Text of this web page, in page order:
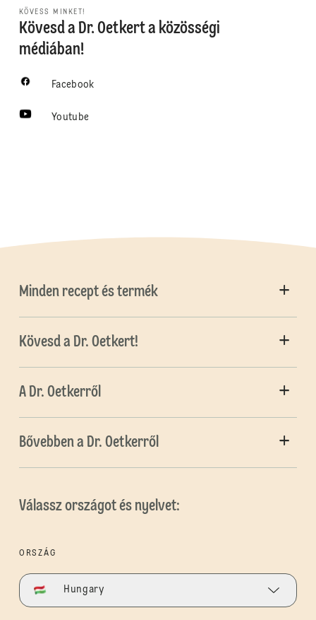
KÖVESS MINKET!
Kövesd a Dr. Oetkert a közösségi
médiában!
Facebook
Youtube
Minden recept és termék
Kövesd a Dr. Oetkert!
A Dr. Oetkerről
Bővebben a Dr. Oetkerről
Válassz országot és nyelvet:
ORSZÁG
Hungary